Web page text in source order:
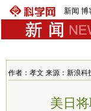
新闻 博
作者：孝文 来源：新浪科
美日